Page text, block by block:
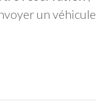
un véhicule